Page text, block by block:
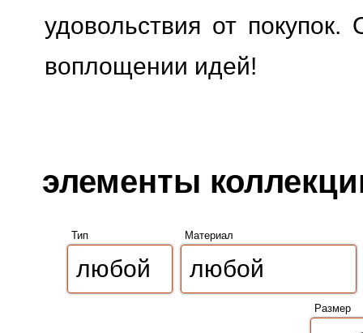
удовольствия от
воплощении идей!
элементы
Тип Материал
Размер